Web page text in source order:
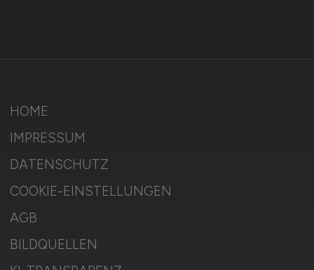
HOME
IMPRESSUM
DATENSCHUTZ
COOKIE-EINSTELLUNGEN
AGB
BILDQUELLEN